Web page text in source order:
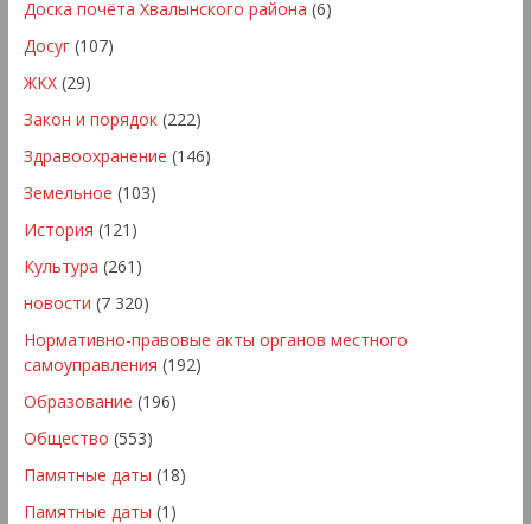
Доска почёта Хвалынского района (6)
Досуг(107)
ЖКХ(29)
Закон и порядок(222)
Здравоохранение (146)
Земельное (103)
История (121)
Культура (261)
новости (7 320)
Нормативно-правовые акты органов местного
самоуправления (192)
Образование (196)
Общество (553)
Памятные даты (18)
Памятные даты (1)